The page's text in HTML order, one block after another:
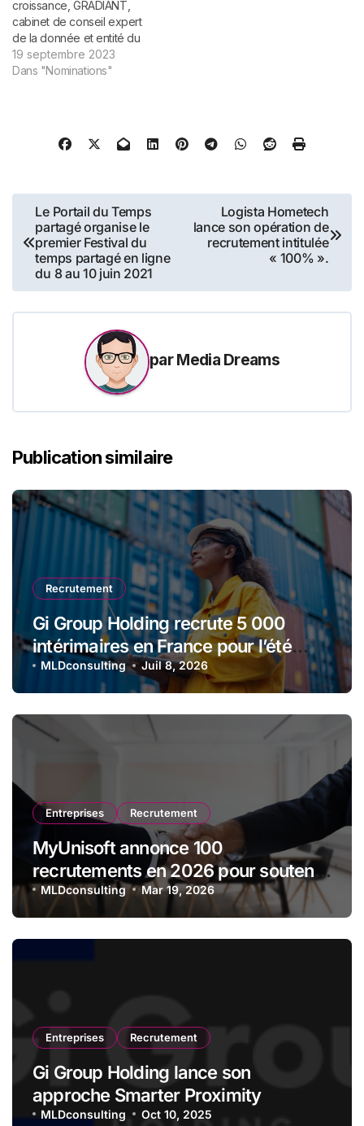
croissance, GRADIANT,
cabinet de conseil expert
de la donnée et entité du
Groupe RAINBOW
PARTNERS (105M€ CA –
nomination de Marie
SCHERER au poste de
19 septembre 2023
Dans "Nominations"
Navigation
de
l’article
Le Portail du Temps
partagé organise le
premier Festival du
temps partagé en ligne
du 8 au 10 juin 2021
Logista Hometech
lance son opération de
recrutement intitulée
« 100% ».
parMedia Dreams
Publication similaire
Recrutement
Gi Group Holding recrute 5 000
intérimaires en France pour l’été
2026
MLDconsulting Juil 8, 2026
Entreprises Recrutement
MyUnisoft annonce 100
recrutements en 2026 pour soutenir
sa forte dynamique de croissance
MLDconsulting Mar 19, 2026
Entreprises Recrutement
Gi Group Holding lance son
approche Smarter Proximity
MLDconsulting Oct 10, 2025